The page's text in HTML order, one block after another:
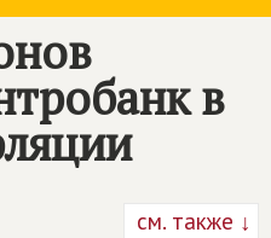
в
см. также ↓